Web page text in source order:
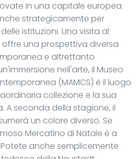
in una capitale europea.
strategicamente per
istituzioni. Una visita al
offre una prospettiva diversa
e altrettanto
nell'arte, il Museo
(MAMCS) è il luogo
collezione e la sua
A seconda della stagione, il
un colore diverso. Se
Mercatino di Natale è a
anche semplicemente